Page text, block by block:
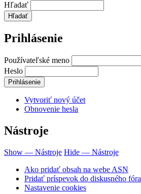
Hľadať
Prihlásenie
Používateľské meno
Heslo
Vytvoriť nový účet
Obnovenie hesla
Nástroje
Show — Nástroje Hide — Nástroje
Ako pridať obsah na webe ASN
Pridať príspevok do diskusného fóra
Nastavenie cookies